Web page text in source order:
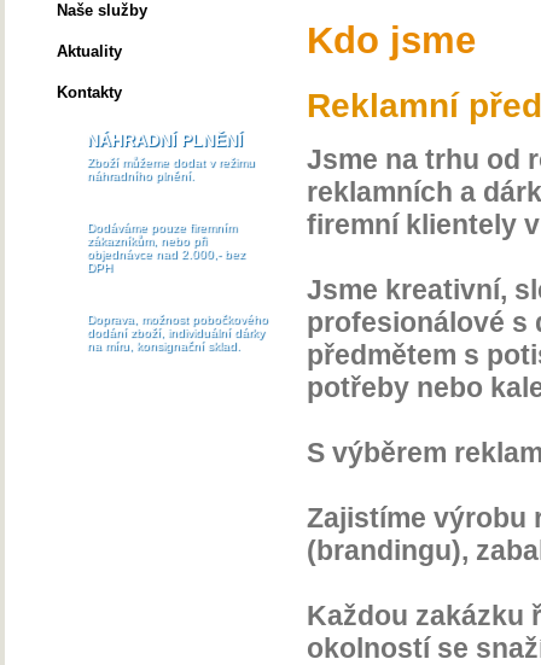
Naše služby
Aktuality
Kontakty
NÁHRADNÍ PLNĚNÍ
Zboží můžeme dodat v režimu
náhradního plnění.
Dodáváme pouze firemním
zákazníkům, nebo při
objednávce nad 2.000,- bez
DPH
Doprava, možnost pobočkového
dodání zboží, individuální dárky
na míru, konsignační sklad.
Kdo jsme
Reklamní
Jsme na trhu od
reklamních a
firemní klientely
Jsme kreativní,
profesionálové s
předmětem s
potřeby nebo
S výběrem
Zajistíme výrobu
(brandingu),
Každou zakázku
okolností se